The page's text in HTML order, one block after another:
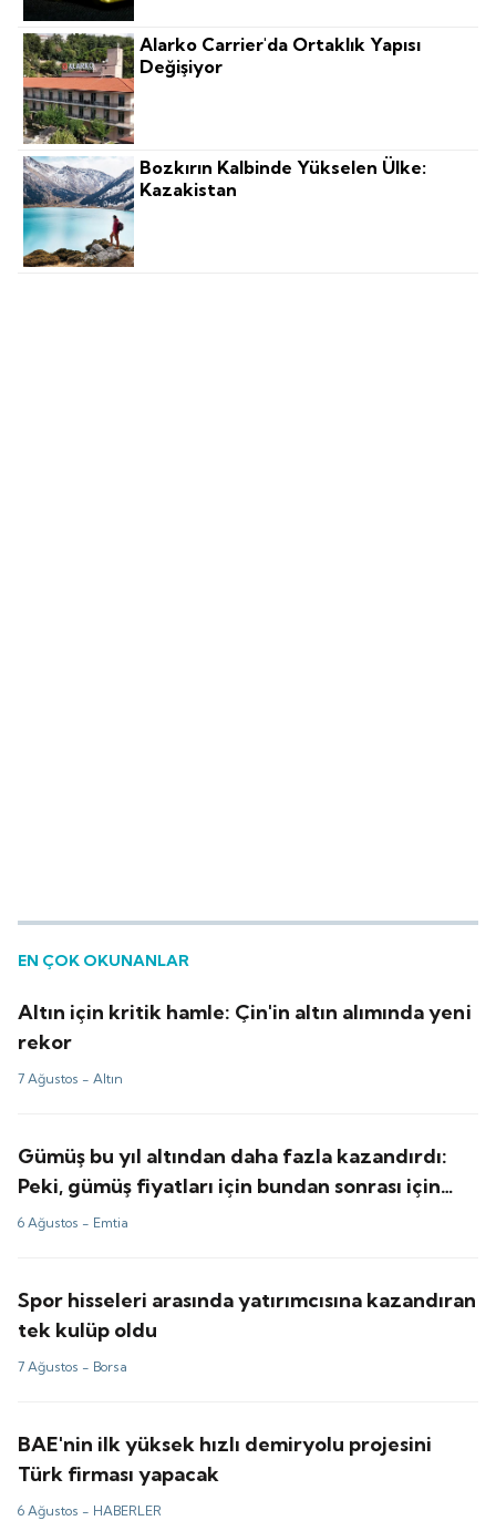
Alarko Carrier'da Ortaklık Yapısı
Değişiyor
Bozkırın Kalbinde Yükselen Ülke:
Kazakistan
EN ÇOK OKUNANLAR
Altın için kritik hamle: Çin'in altın alımında yeni
rekor
7 Ağustos -Altın
Gümüş bu yıl altından daha fazla kazandırdı:
Peki, gümüş fiyatları için bundan sonrası için
tahminler ne?
6 Ağustos - Emtia
Spor hisseleri arasında yatırımcısına kazandıran
tek kulüp oldu
7 Ağustos - Borsa
BAE'nin ilk yüksek hızlı demiryolu projesini
Türk firması yapacak
6 Ağustos - HABERLER